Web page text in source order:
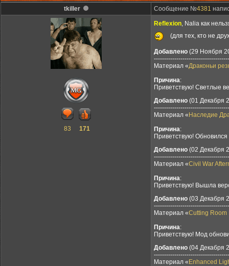
tkiller Сообщение №4381
83 171
Reflexion, Nalia как
(для тех, кто не
Добавлено (29 Ноября
Материал «Драконьи
Причина:
Приветствую! Светлые
Добавлено (01 Декабря
Материал « Наследие
Причина:
Приветствую!
Добавлено (02 Декабря
Материал «Civil War
Причина:
Приветствую! Вышла
Добавлено (03 Декабря
Материал «Cutting Room
Причина:
Приветствую! Мод
Добавлено (04 Декабря
Материал « Enhanced